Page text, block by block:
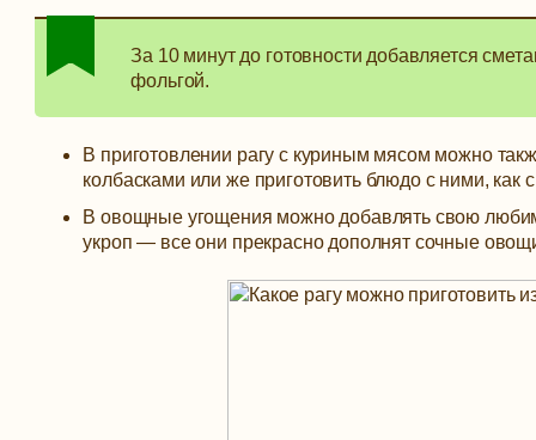
За 10 минут до готовности добавляется
фольгой.
В приготовлении рагу с куриным мясом можно
колбасками или же приготовить блюдо с ними, как
В овощные угощения можно добавлять свою
укроп — все они прекрасно дополнят сочные